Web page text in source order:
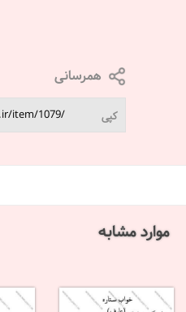
همرسانی
کپی
موارد مشابه